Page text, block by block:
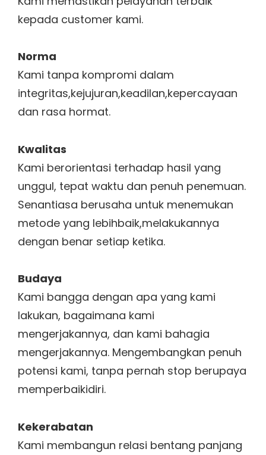
kepada customer kami.
Norma
Kami tanpa kompromi dalam
integritas,kejujuran,keadilan,kepercayaan
dan rasa hormat.
Kwalitas
Kami berorientasi terhadap hasil yang
unggul, tepat waktu dan penuh penemuan.
Senantiasa berusaha untuk menemukan
metode yang lebihbaik,melakukannya
dengan benar setiap ketika.
Budaya
Kami bangga dengan apa yang kami
lakukan, bagaimana kami
mengerjakannya, dan kami bahagia
mengerjakannya. Mengembangkan penuh
potensi kami, tanpa pernah stop berupaya
memperbaikidiri.
Kekerabatan
Kami membangun relasi bentang panjang